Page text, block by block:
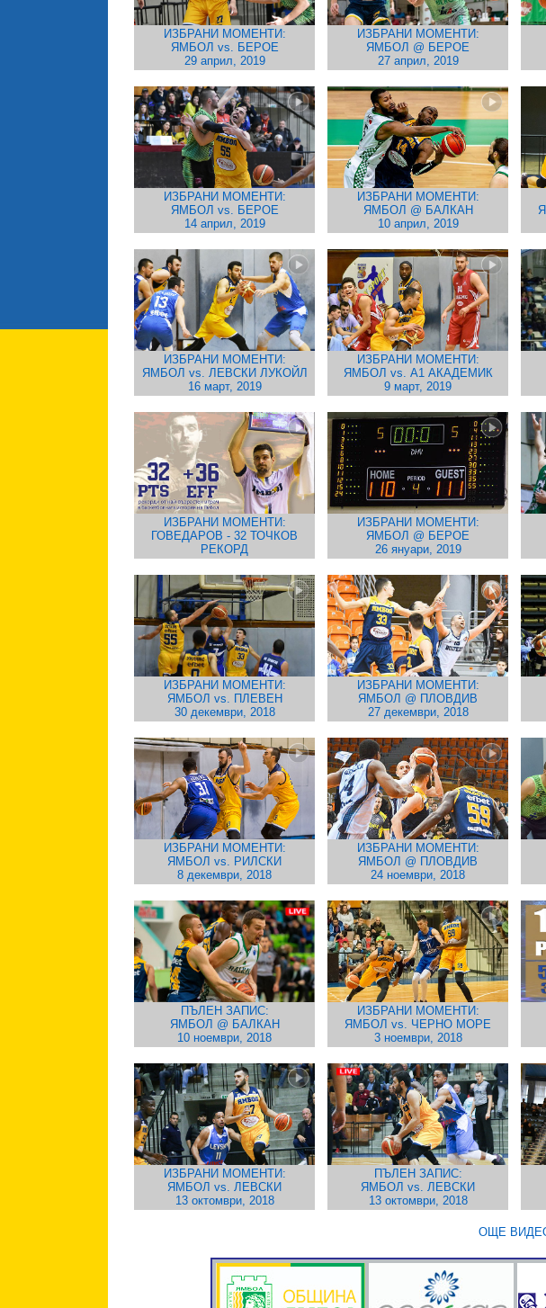
ИЗБРАНИ МОМЕНТИ:
ЯМБОЛ vs. БЕРОЕ
29 април, 2019
ИЗБРАНИ МОМЕНТИ:
ЯМБОЛ @ БЕРОЕ
27 април, 2019
ИЗБРАНИ МОМЕНТИ:
ЯМБОЛ vs. БЕРОЕ
14 април, 2019
ИЗБРАНИ МОМЕНТИ:
ЯМБОЛ @ БАЛКАН
10 април, 2019
ИЗБРАНИ МОМЕНТИ:
ЯМБОЛ vs. ЛЕВСКИ ЛУКОЙЛ
16 март, 2019
ИЗБРАНИ МОМЕНТИ:
ЯМБОЛ vs. А1 АКАДЕМИК
9 март, 2019
ИЗБРАНИ МОМЕНТИ:
ГОВЕДАРОВ - 32 ТОЧКОВ
РЕКОРД
ИЗБРАНИ МОМЕНТИ:
ЯМБОЛ @ БЕРОЕ
26 януари, 2019
ИЗБРАНИ МОМЕНТИ:
ЯМБОЛ vs. ПЛЕВЕН
30 декември, 2018
ИЗБРАНИ МОМЕНТИ:
ЯМБОЛ @ ПЛОВДИВ
27 декември, 2018
ИЗБРАНИ МОМЕНТИ:
ЯМБОЛ vs. РИЛСКИ
8 декември, 2018
ИЗБРАНИ МОМЕНТИ:
ЯМБОЛ @ ПЛОВДИВ
24 ноември, 2018
ПЪЛЕН ЗАПИС:
ЯМБОЛ @ БАЛКАН
10 ноември, 2018
ИЗБРАНИ МОМЕНТИ:
ЯМБОЛ vs. ЧЕРНО МОРЕ
3 ноември, 2018
ИЗБРАНИ МОМЕНТИ:
ЯМБОЛ vs. ЛЕВСКИ
13 октомври, 2018
ПЪЛЕН ЗАПИС:
ЯМБОЛ vs. ЛЕВСКИ
13 октомври, 2018
ОЩЕ